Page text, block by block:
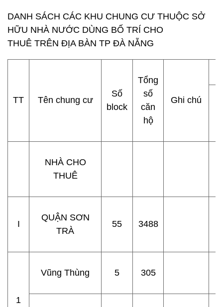
DANH SÁCH CÁC KHU CHUNG CƯ THUỘC SỞ
HỮU NHÀ NƯỚC DÙNG BỐ TRÍ CHO
THUÊ TRÊN ĐỊA BÀN TP ĐÀ NẴNG
TT Tên chung cư
Số
block
Tổng
số
căn
hộ
Ghi chú
NHÀ CHO
THUÊ
I
QUẬN SƠN
TRÀ
55 3488
1
Vũng Thùng 5 305